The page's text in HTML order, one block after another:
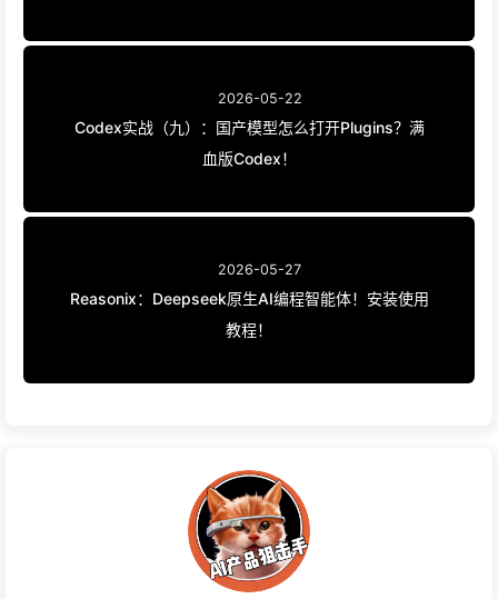
2026-05-22
Codex实战（九）：国产模型怎么打开Plugins？满
血版Codex！
2026-05-27
Reasonix：Deepseek原生AI编程智能体！安装使用
教程！